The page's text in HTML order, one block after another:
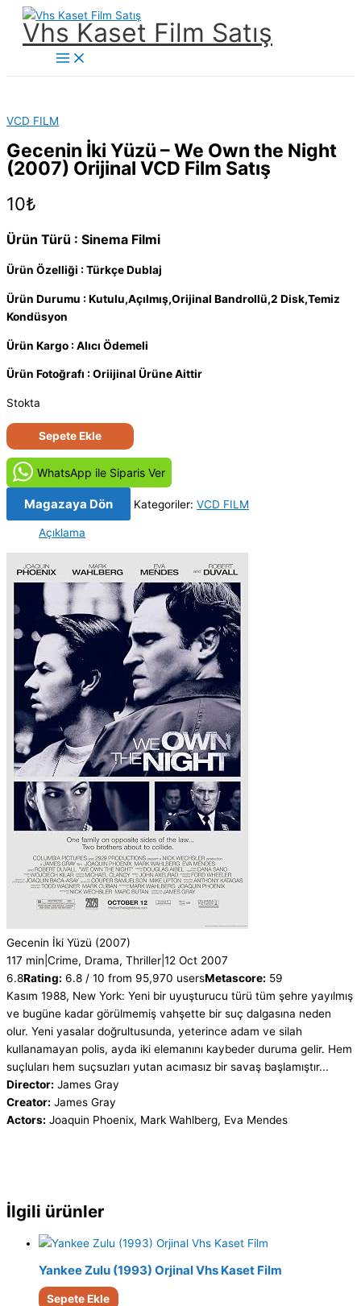
İçeriğe
Vhs Kaset Film Satış
Main
Menu
VCD FILM
Gecenin İki Yüzü – We Own the Night
(2007) Orijinal VCD Film Satış
10₺
Ürün Türü : Sinema Filmi
Ürün Özelliği : Türkçe Dublaj
Ürün Durumu : Kutulu,Açılmış,Orijinal Bandrollü,2 Disk,Temiz
Kondüsyon
Ürün Kargo : Alıcı Ödemeli
Ürün Fotoğrafı : Oriijinal Ürüne Aittir
Stokta
Gecenin
İki
Yüzü
-
Own
Night
(2007)
VCD
Film
adet
Sepete Ekle
WhatsApp ile Siparis Ver
Magazaya Dön Kategoriler: VCD FILM
Açıklama
Gecenin İki Yüzü (2007)
117 min Crime, Drama, Thriller 12 Oct 2007
6.8Rating: 6.8 / 10 from 95,970 usersMetascore: 59
Kasım 1988, New York: Yeni bir uyuşturucu türü tüm şehre yayılmış
ve bugüne kadar görülmemiş vahşette bir suç dalgasına neden
olur. Yeni yasalar doğrultusunda, yeterince adam ve silah
kullanamayan polis, ayda iki elemanını kaybeder duruma gelir. Hem
suçluları hem suçsuzları yutan acımasız bir savaş başlamıştır...
Director: James Gray
Creator: James Gray
Actors: Joaquin Phoenix, Mark Wahlberg, Eva Mendes
İlgili ürünler
Yankee Zulu (1993) Orjinal Vhs Kaset Film
Sepete Ekle